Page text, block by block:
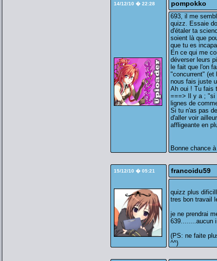
14/12/10 � 22:28 pompokko
693, il me
quizz. Essaie
d'étaler ta
soient là que
que tu es
En ce qui me
déverser leurs
le fait que l'on
"concurrent" (et
nous fais juste
Ah oui ! Tu fais
===> Il y a ; "si
lignes de
Si tu n'as pas
d'aller voir
affligeante en
Bonne chance
15/12/10 � 05:21 francoidu59
quizz plus
tres bon travail
je ne prendrai
639........aucun
(PS: ne faite
^^)